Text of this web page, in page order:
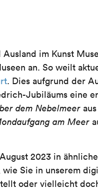
im Kunst
an. So weilt
. Dies aufgrund der
Jubiläums eine
dem Nebelmeer
am Meer
2023 in
wie Sie in unserem
oder vielleicht